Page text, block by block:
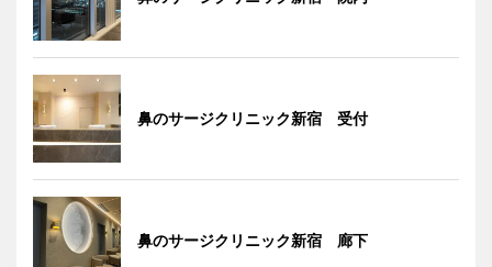
鼻のサージクリニック新宿 受付
鼻のサージクリニック新宿 廊下